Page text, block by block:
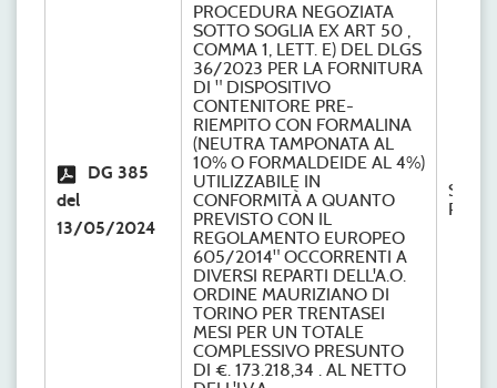
DG 385
del
13/05/2024
PROCEDURA NEGOZIATA
SOTTO SOGLIA EX ART 50 ,
COMMA 1, LETT. E) DEL DLGS
36/2023 PER LA FORNITURA
DI " DISPOSITIVO
CONTENITORE PRE-
RIEMPITO CON FORMALINA
(NEUTRA TAMPONATA AL
10% O FORMALDEIDE AL 4%)
UTILIZZABILE IN
CONFORMITÀ A QUANTO
PREVISTO CON IL
REGOLAMENTO EUROPEO
605/2014" OCCORRENTI A
DIVERSI REPARTI DELL'A.O.
ORDINE MAURIZIANO DI
TORINO PER TRENTASEI
MESI PER UN TOTALE
COMPLESSIVO PRESUNTO
DI €. 173.218,34 . AL NETTO
S.C.